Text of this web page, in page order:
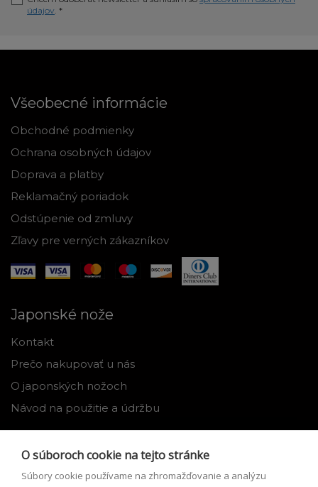
údajov . *
Všeobecné informácie
Obchodné podmienky
Ochrana osobných údajov
Doprava a platby
Reklamačný poriadok
Odstúpenie od zmluvy
Zľavy pre verných zákazníkov
Japonské nože
Kontakt
Prečo nakupovať u nás
O japonských nožoch
Návod na použitie a údržbu
O súboroch cookie na tejto stránke
Súbory cookie používame na zhromažďovanie a analýzu